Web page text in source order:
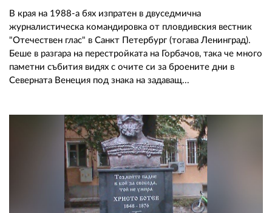
В края на 1988-а бях изпратен в двуседмична
журналистическа командировка от пловдивския вестник
"Отечествен глас" в Санкт Петербург (тогава Ленинград).
Беше в разгара на перестройката на Горбачов, така че много
паметни събития видях с очите си за броените дни в
Северната Венеция под знака на задаващ...